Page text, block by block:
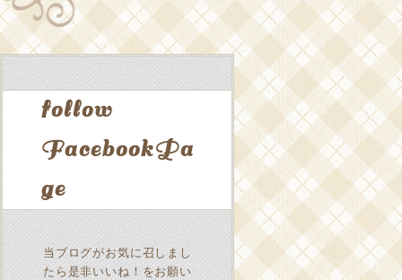
follow
FacebookPa
ge
当ブログがお気に召しまし
たら是非いいね！をお願い